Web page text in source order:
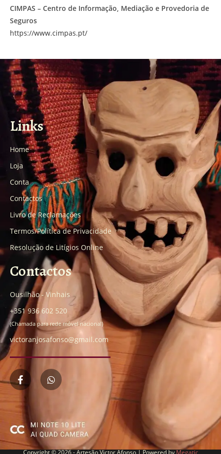
CIMPAS – Centro de Informação, Mediação e Provedoria de
Seguros
https://www.cimpas.pt/
Links
Home
Loja
Conta
Contactos
Livro de Reclamações
Termos/Política de Privacidade
Resolução de Litígios Online
Contactos
Ousilhão - Vinhais
+351 936 602 520
(Chamada para rede móvel nacional)
victoranjosafonso@gmail.com